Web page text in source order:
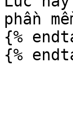
phần
{%